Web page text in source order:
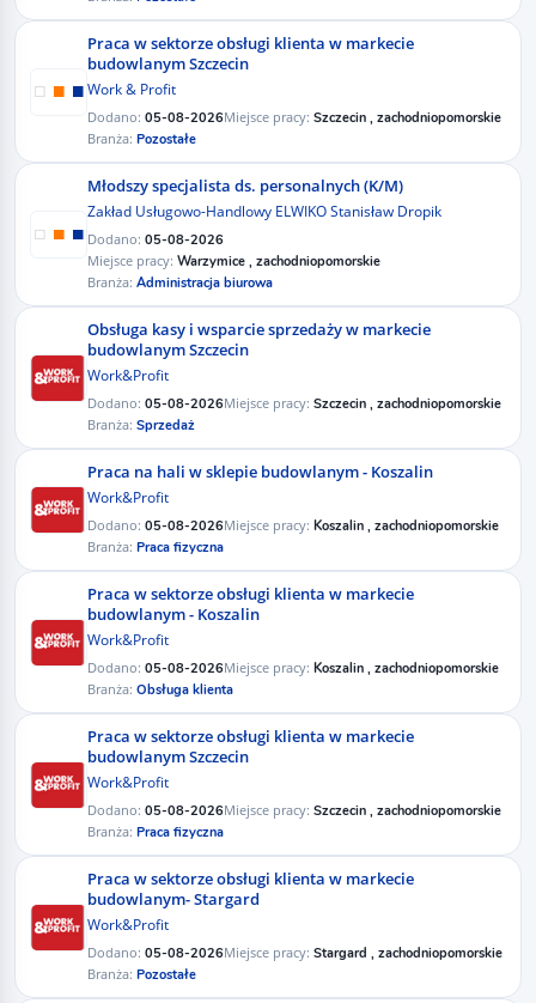
Praca w sektorze obsługi klienta w markecie
budowlanym Szczecin
Work & Profit
Dodano: 05-08-2026Miejsce pracy: Szczecin , zachodniopomorskie
Branża: Pozostałe
Młodszy specjalista ds. personalnych (K/M)
Zakład Usługowo-Handlowy ELWIKO Stanisław Dropik
Dodano: 05-08-2026
Miejsce pracy: Warzymice , zachodniopomorskie
Branża: Administracja biurowa
Obsługa kasy i wsparcie sprzedaży w markecie
budowlanym ​Szczecin
Work&Profit
Dodano: 05-08-2026Miejsce pracy: Szczecin , zachodniopomorskie
Branża: Sprzedaż
Praca na hali w sklepie budowlanym - Koszalin
Work&Profit
Dodano: 05-08-2026Miejsce pracy: Koszalin , zachodniopomorskie
Branża: Praca fizyczna
Praca w sektorze obsługi klienta w markecie
budowlanym - Koszalin
Work&Profit
Dodano: 05-08-2026Miejsce pracy: Koszalin , zachodniopomorskie
Branża: Obsługa klienta
Praca w sektorze obsługi klienta w markecie
budowlanym Szczecin
Work&Profit
Dodano: 05-08-2026Miejsce pracy: Szczecin , zachodniopomorskie
Branża: Praca fizyczna
Praca w sektorze obsługi klienta w markecie
budowlanym- Stargard
Work&Profit
Dodano: 05-08-2026Miejsce pracy: Stargard , zachodniopomorskie
Branża: Pozostałe